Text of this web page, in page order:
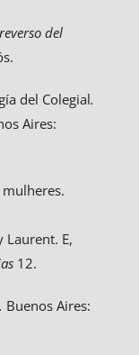
del
del Colegial.
Aires:
Laurent. E,
12.
Buenos Aires: